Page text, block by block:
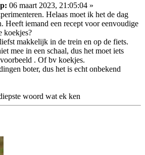
06 maart 2023, 21:05:04 »
Helaas moet ik het de dag
Heeft iemand een recept voor eenvoudige
koekjes?
makkelijk in de trein en op de fiets.
mee in een schaal, dus het moet iets
. Of bv koekjes.
boter, dus het is echt onbekend
woord wat ek ken